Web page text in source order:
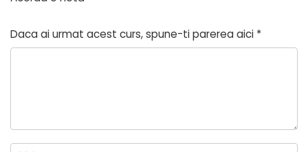
n
a
el
din
5
5
stele
stele
stele
Daca ai urmat acest curs, spune-ti parerea aici *